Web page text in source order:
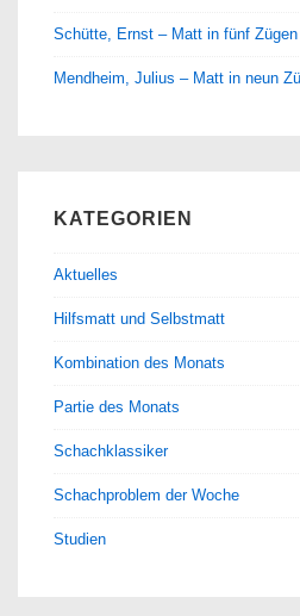
Schütte, Ernst – Matt in fünf Zügen
Mendheim, Julius – Matt in neun
KATEGORIEN
Aktuelles
Hilfsmatt und Selbstmatt
Kombination des Monats
Partie des Monats
Schachklassiker
Schachproblem der Woche
Studien